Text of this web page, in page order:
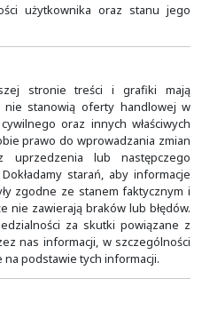
architektury
mechanizmy
scenariuszy, gdzie
własnej infrastruktury.
poprzez
i nowe podatności
System),ochrona
- Web Application
złośliwym
filtrowanie w
i kategorie adresów URL
pracy zdalnej (VPN) i
użytkownika